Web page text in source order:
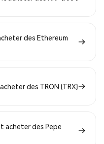
des Ethereum
des TRON (TRX)
acheter des Pepe